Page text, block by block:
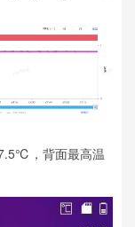
，背面最高温